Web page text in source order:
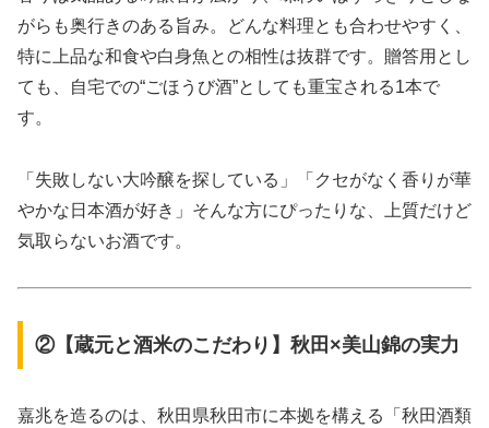
がらも奥行きのある旨み。どんな料理とも合わせやすく、
特に上品な和食や白身魚との相性は抜群です。贈答用とし
ても、自宅での“ごほうび酒”としても重宝される1本で
す。
「失敗しない大吟醸を探している」「クセがなく香りが華
やかな日本酒が好き」そんな方にぴったりな、上質だけど
気取らないお酒です。
②【蔵元と酒米のこだわり】秋田×美山錦の実力
嘉兆を造るのは、秋田県秋田市に本拠を構える「秋田酒類